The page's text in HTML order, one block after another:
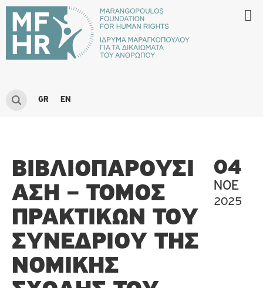
GR EN
ΒΙΒΛΙΟΠΑΡΟΥΣΊ
ΑΣΗ – ΤΌΜΟΣ
ΠΡΑΚΤΙΚΏΝ ΤΟΥ
ΣΥΝΕΔΡΊΟΥ ΤΗΣ
ΝΟΜΙΚΉΣ
04
ΝΟΈ
2025